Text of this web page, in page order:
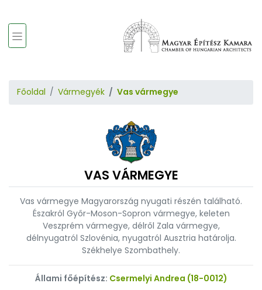
Főoldal Vármegyék Vas vármegye
VAS VÁRMEGYE
Vas vármegye Magyarország nyugati részén található.
Északról Győr-Moson-Sopron vármegye, keleten
Veszprém vármegye, délről Zala vármegye,
délnyugatról Szlovénia, nyugatról Ausztria határolja.
Székhelye Szombathely.
Állami főépítész: Csermelyi Andrea (18-0012)